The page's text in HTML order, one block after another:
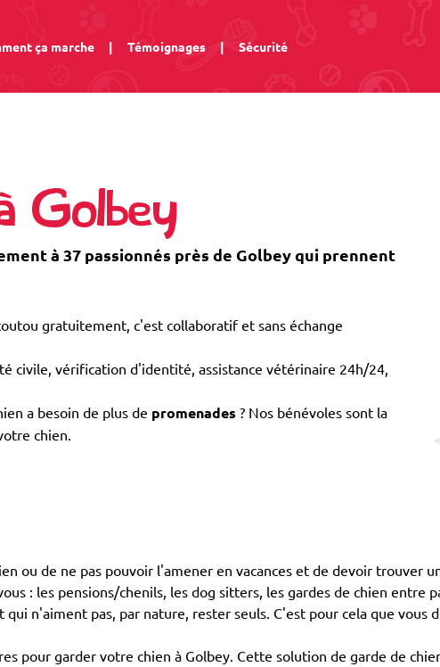
ça marche | Témoignages | Sécurité
Golbey
à 37 passionnés près de Golbey qui prennent
gratuitement, c'est collaboratif et sans échange
civile, vérification d'identité, assistance vétérinaire 24h/24,
a besoin de plus de promenades ? Nos bénévoles sont la
chien.
ou de ne pas pouvoir l'amener en vacances et de devoir trouver
: les pensions/chenils, les dog sitters, les gardes de chien entre
n'aiment pas, par nature, rester seuls. C'est pour cela que
pour garder votre chien à Golbey. Cette solution de garde de